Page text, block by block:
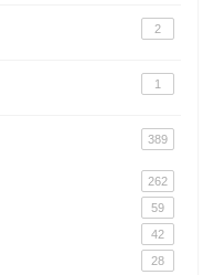
2
1
389
262
59
42
28